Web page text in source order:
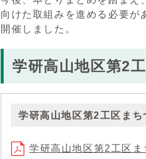
向けた取組みを進める必要が
開催しました。
学研高山地区第2
学研高山地区第2工区ま
学研高山地区第2工区